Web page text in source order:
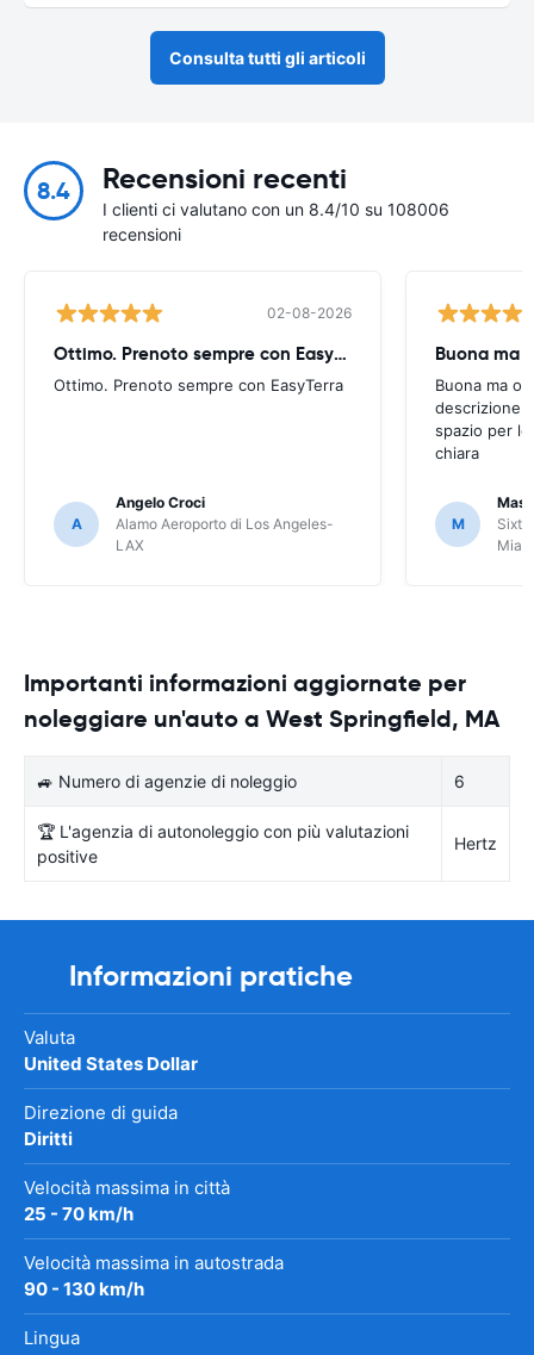
Consulta tutti gli articoli
8.4 Recensioni recenti
I clienti ci valutano con un 8.4/10 su 108006
recensioni
02-08-2026
Ottimo. Prenoto sempre con EasyTerra
Ottimo. Prenoto sempre con EasyTerra
A
Angelo Croci
Alamo Aeroporto di Los Angeles-
LAX
Buona ma
Buona ma
descrizione
spazio per
chiara
M
Sixt
Importanti informazioni aggiornate per
noleggiare un'auto a West Springfield, MA
🚙 Numero di agenzie di noleggio 6
🏆 L'agenzia di autonoleggio con più valutazioni
positive
Hertz
Informazioni pratiche
Valuta
United States Dollar
Direzione di guida
Diritti
Velocità massima in città
25 - 70 km/h
Velocità massima in autostrada
90 - 130 km/h
Lingua